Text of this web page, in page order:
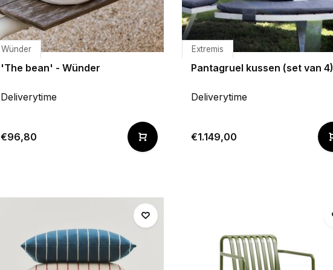
Wünder
'The bean' - Wünder
Deliverytime
€96,80
Extremis
Pantagruel kussen (set van 4)
Deliverytime
€1.149,00